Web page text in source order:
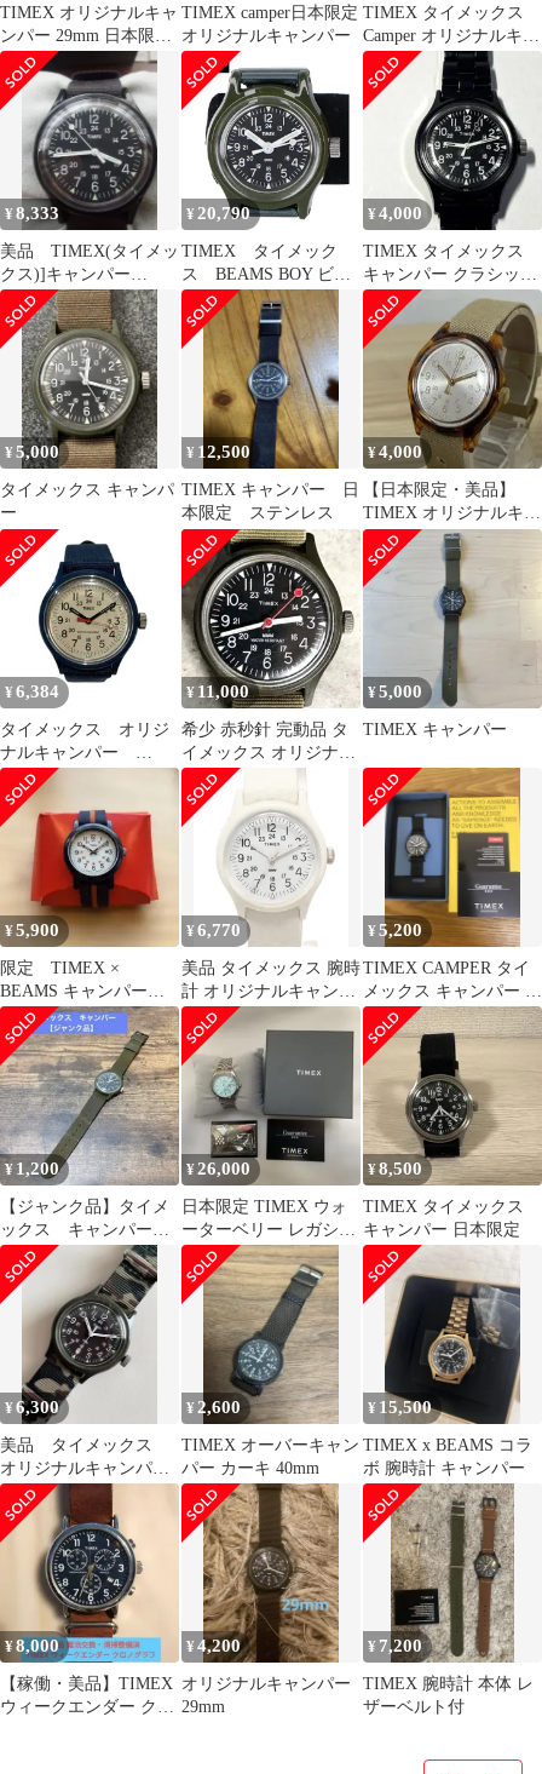
TIMEX オリジナルキャ
ンパー 29mm 日本限定
モデル 電池新品
TIMEX camper日本限定
オリジナルキャンパー
TIMEX タイメックス
Camper オリジナルキャ
ンパー ブラック クォー
ツ
¥8,333
美品 TIMEX(タイメッ
クス)]キャンパー
TW2R13800 ブラック
¥ 20,790
TIMEX タイメック
ス BEAMS BOY ビー
ムスボーイ 50周年別注
【美品】
TW2Y41000SW Camper
Ring Watch キャンパー
リングウォッチ 9号
¥4,000
TIMEX タイメックス
キャンパー クラシック
タイル メンズ腕時計
¥5,000
タイメックス キャンパ
ー
¥ 12,500
TIMEX キャンパー 日
本限定 ステンレス
¥4,000
【日本限定・美品】
TIMEX オリジナルキャ
ンパー 29mm トータス
べっ甲柄
¥ 6,384
タイメックス オリジ
ナルキャンパー
TW2R78000 クォー
ツ 時計 腕時計 メ
ンズ
¥ 11,000
希少 赤秒針 完動品 タ
イメックス オリジナル
キャンパー ミリタリ
ーウォッチ
¥5,000
TIMEX キャンパー
¥5,900
限定 TIMEX ×
BEAMS キャンパー
希少
¥ 6,770
美品 タイメックス 腕時
計 オリジナルキャンパ
ー TW2T96200 クオー
ツ ホワイト レディース
TIMEX
¥5,200
TIMEX CAMPER タイ
メックス キャンパー 別
注 ナノユニバース 腕時
計
¥ 1,200
【ジャンク品】タイメ
ックス キャンパー
カーキ
¥26,000
日本限定 TIMEX ウォ
ーターベリー レガシー
36mm ターコイズブル
ー
¥8,500
TIMEX タイメックス
キャンパー 日本限定
¥6,300
美品 タイメックス
オリジナルキャンパー
ブラックxグリーン ＋
迷彩ストラップ
¥ 2,600
TIMEX オーバーキャン
パー カーキ 40mm
¥ 15,500
TIMEX x BEAMS コラ
ボ 腕時計 キャンパー
¥8,000
【稼働・美品】TIMEX
ウィークエンダー クロ
¥4,200
オリジナルキャンパー
29mm
¥ 7,200
TIMEX 腕時計 本体 レ
ザーベルト付